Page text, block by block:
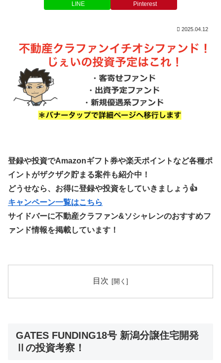
LINE Pinterest
2025.04.12
登録や投資でAmazonギフト券や楽天ポイントなど各種ポ
イントがザクザク貯まる案件も紹介中！
どうせなら、お得に登録や投資をしていきましょう👍
キャンペーン一覧はこちら
サイドバーに不動産クラファン&ソシャレンのおすすめフ
ァンド情報を掲載しています！
目次
GATES FUNDING18号 新潟分譲住宅開発
Ⅱの投資考察！